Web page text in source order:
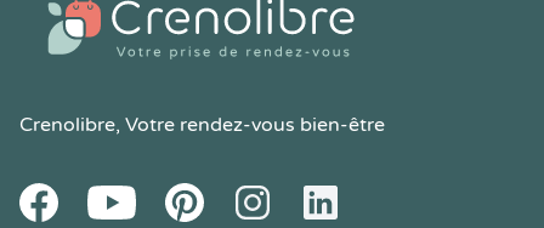
Crenolibre, Votre rendez-vous bien-être
FacebookYoutube PinteresetInstagramLinkedIn